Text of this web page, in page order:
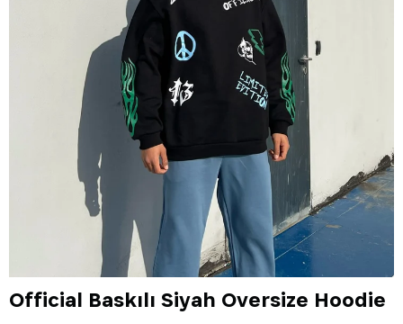
Official Baskılı Siyah Oversize Hoodie